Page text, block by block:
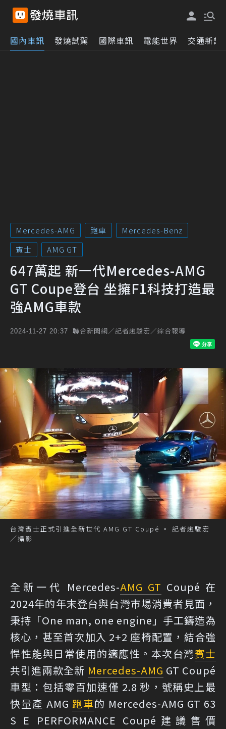
國內車訊 發燒試駕 國際車訊 電能世界 交通新訊
Mercedes-AMG 跑車
Mercedes-Benz
賓士
AMG GT
647萬起 新一代Mercedes-AMG
GT Coupe登台 坐擁F1科技打造最
強AMG車款
2024-11-27 20:37 聯合新聞網／記者趙駿宏／綜合報導
台灣賓士正式引進全新世代 AMG GT Coupé 。 記者趙駿宏
／攝影
全新一代 Mercedes-AMG GT Coupé 在
2024年的年末登台與台灣市場消費者見面，
秉持「One man, one engine」手工鑄造為
核心，甚至首次加入 2+2 座椅配置，結合強
悍性能與日常使用的適應性。本次台灣賓士
共引進兩款全新 Mercedes-AMG GT Coupé
車型：包括零百加速僅 2.8 秒，號稱史上最
快量產 AMG 跑車的 Mercedes-AMG GT 63
S E PERFORMANCE Coupé建議售價